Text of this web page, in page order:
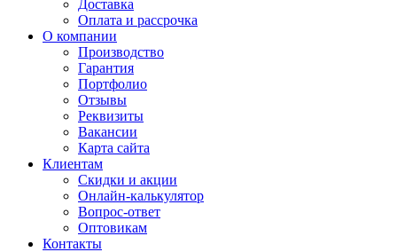
Доставка
Оплата и рассрочка
О компании
Производство
Гарантия
Портфолио
Отзывы
Реквизиты
Вакансии
Карта сайта
Клиентам
Скидки и акции
Онлайн-калькулятор
Вопрос-ответ
Оптовикам
Контакты